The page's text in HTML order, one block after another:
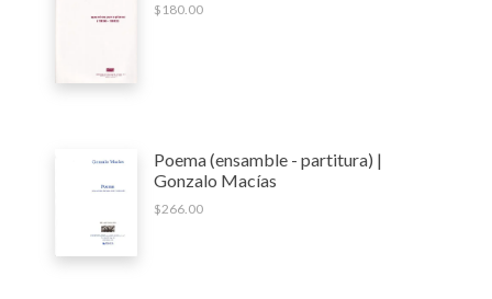
$ 180.00
Poema (ensamble - partitura) |
Gonzalo Macías
$266.00